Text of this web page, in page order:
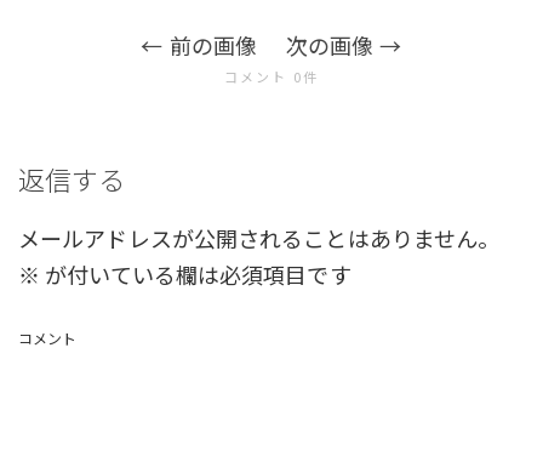
前の画像 次の画像
コメント 0件
返信する
メールアドレスが公開されることはありません。
※ が付いている欄は必須項目です
コメント